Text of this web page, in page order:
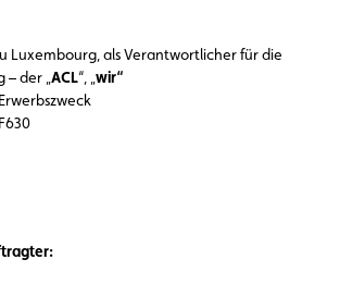
Luxembourg, als Verantwortlicher für die
der „ ACL“, „ wir“